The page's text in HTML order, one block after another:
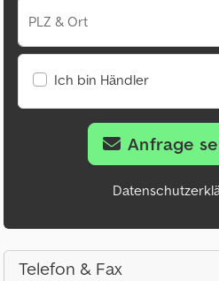
PLZ & Ort
Ich bin Händler
Anfrage
Telefon & Fax